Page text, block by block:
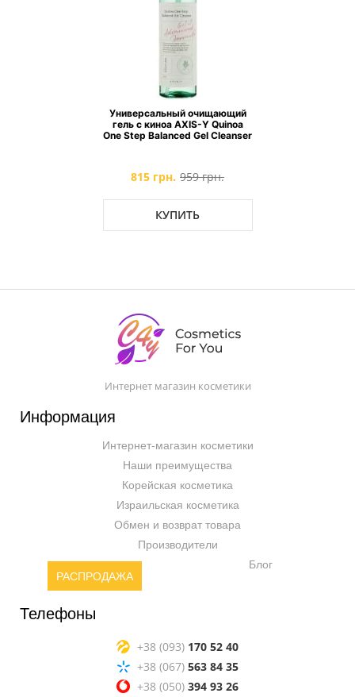
Универсальный очищающий
гель с киноа AXIS-Y Quinoa
One Step Balanced Gel Cleanser
815 грн. 959 грн.
КУПИТЬ
Интернет магазин косметики
Информация
Интернет-магазин косметики
Наши преимущества
Корейская косметика
Израильская косметика
Обмен и возврат товара
Производители
РАСПРОДАЖА
Блог
Телефоны
+38 (093) 170 52 40
+38 (067) 563 84 35
+38 (050) 394 93 26